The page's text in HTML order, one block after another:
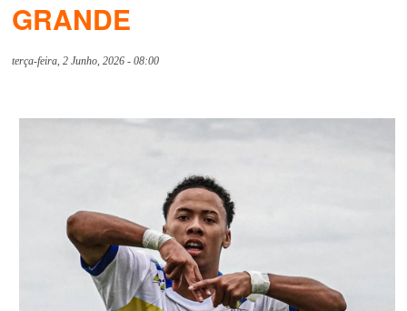
GRANDE
terça-feira, 2 Junho, 2026 - 08:00